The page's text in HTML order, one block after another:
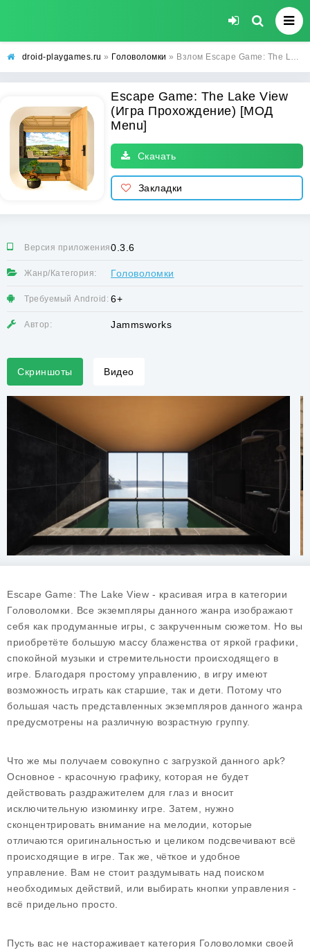
droid-playgames.ru » Головоломки » Взлом Escape Game: The Lake View (Игра Прохождение) [МОД Menu] - стабильная версия apk на Андроид
Escape Game: The Lake View
(Игра Прохождение) [МОД
Menu]
Скачать
Закладки
Версия приложения:0.3.6
Жанр/Категория: Головоломки
Требуемый Android: 6+
Автор: Jammsworks
Скриншоты Видео
Escape Game: The Lake View - красивая игра в категории
Головоломки. Все экземпляры данного жанра изображают
себя как продуманные игры, с закрученным сюжетом. Но вы
приобретёте большую массу блаженства от яркой графики,
спокойной музыки и стремительности происходящего в
игре. Благодаря простому управлению, в игру имеют
возможность играть как старшие, так и дети. Потому что
большая часть представленных экземпляров данного жанра
предусмотрены на различную возрастную группу.
Что же мы получаем совокупно с загрузкой данного apk?
Основное - красочную графику, которая не будет
действовать раздражителем для глаз и вносит
исключительную изюминку игре. Затем, нужно
сконцентрировать внимание на мелодии, которые
отличаются оригинальностью и целиком подсвечивают всё
происходящие в игре. Так же, чёткое и удобное
управление. Вам не стоит раздумывать над поиском
необходимых действий, или выбирать кнопки управления -
всё придельно просто.
Пусть вас не настораживает категория Головоломки своей